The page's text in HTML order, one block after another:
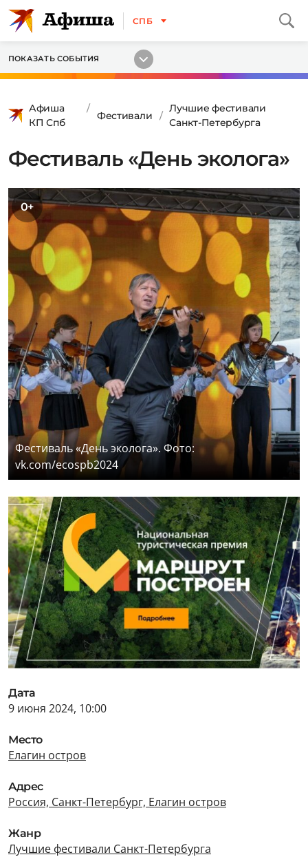
СПБ
ПОКАЗАТЬ СОБЫТИЯ
Афиша
КП Спб
Фестивали
Лучшие фестивали
Санкт-Петербурга
Фестиваль «День эколога»
0+
Фестиваль «День эколога». Фото:
vk.com/ecospb2024
Дата
9 июня 2024, 10:00
Место
Елагин остров
Адрес
Россия, Санкт-Петербург, Елагин остров
Жанр
Лучшие фестивали Санкт-Петербурга